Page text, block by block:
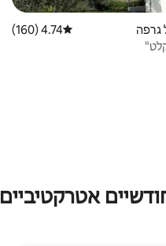
גרפה דירוג ממוצע של 4.74 מתוך 5, 160 ביקורות
4.74 (160)
אטרקטיביים